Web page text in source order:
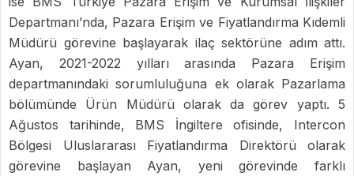
Departmanı’nda, Pazara Erişim ve Fiyatlandırma Kıdemli
Müdürü görevine başlayarak ilaç sektörüne adım attı.
Ayan, 2021-2022 yılları arasında Pazara Erişim
departmanındaki sorumluluğuna ek olarak Pazarlama
bölümünde Ürün Müdürü olarak da görev yaptı. 5
Ağustos tarihinde, BMS İngiltere ofisinde, Intercon
Bölgesi Uluslararası Fiyatlandırma Direktörü olarak
görevine başlayan Ayan, yeni görevinde farklı